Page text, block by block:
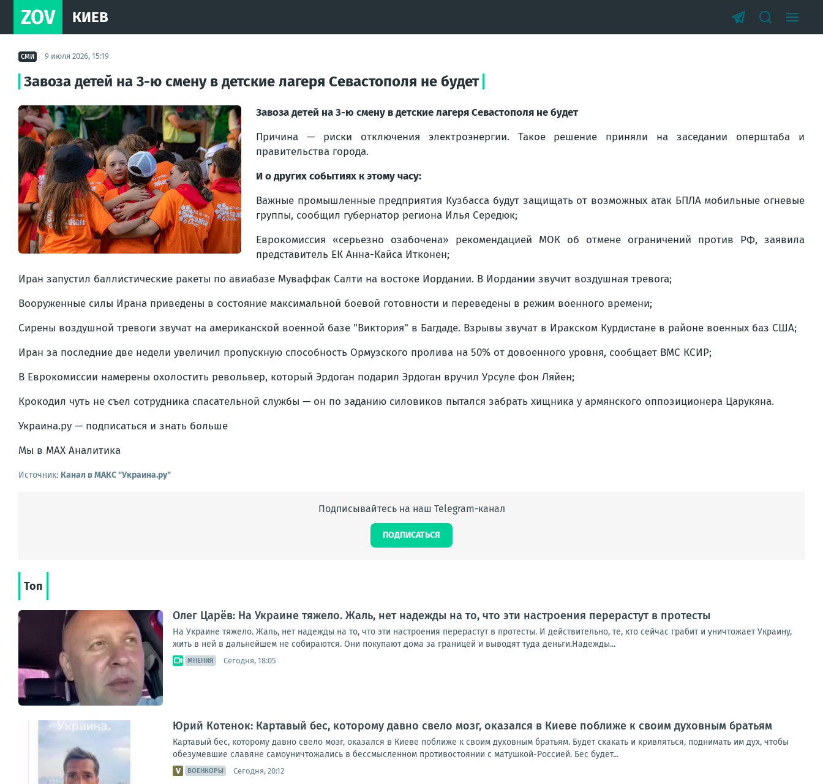
ZOV КИЕВ
СМИ 9 июля 2026, 15:19
Завоза детей на 3-ю смену в детские лагеря Севастополя не будет
Завоза детей на 3-ю смену в детские лагеря Севастополя не будет
Причина — риски отключения электроэнергии. Такое решение приняли на заседании оперштаба и
правительства города.
И о других событиях к этому часу:
Важные промышленные предприятия Кузбасса будут защищать от возможных атак БПЛА мобильные огневые
группы, сообщил губернатор региона Илья Середюк;
Еврокомиссия «серьезно озабочена» рекомендацией МОК об отмене ограничений против РФ, заявила
представитель ЕК Анна-Кайса Итконен;
Иран запустил баллистические ракеты по авиабазе Муваффак Салти на востоке Иордании. В Иордании звучит воздушная тревога;
Вооруженные силы Ирана приведены в состояние максимальной боевой готовности и переведены в режим военного времени;
Сирены воздушной тревоги звучат на американской военной базе "Виктория" в Багдаде. Взрывы звучат в Иракском Курдистане в районе военных баз США;
Иран за последние две недели увеличил пропускную способность Ормузского пролива на 50% от довоенного уровня, сообщает ВМС КСИР;
В Еврокомиссии намерены охолостить револьвер, который Эрдоган подарил Эрдоган вручил Урсуле фон Ляйен;
Крокодил чуть не съел сотрудника спасательной службы — он по заданию силовиков пытался забрать хищника у армянского оппозиционера Царукяна.
Украина.ру — подписаться и знать больше
Мы в MAX Аналитика
Источник: Канал в МАКС "Украина.ру"
Подписывайтесь на наш Telegram-канал
ПОДПИСАТЬСЯ
Топ
Олег Царёв: На Украине тяжело. Жаль, нет надежды на то, что эти настроения перерастут в протесты
На Украине тяжело. Жаль, нет надежды на то, что эти настроения перерастут в протесты. И действительно, те, кто сейчас грабит и уничтожает Украину,
жить в ней в дальнейшем не собираются. Они покупают дома за границей и выводят туда деньги.Надежды...
МНЕНИЯ Сегодня, 18:05
Юрий Котенок: Картавый бес, которому давно свело мозг, оказался в Киеве поближе к своим духовным братьям
Картавый бес, которому давно свело мозг, оказался в Киеве поближе к своим духовным братьям. Будет скакать и кривляться, поднимать им дух, чтобы
обезумевшие славяне самоуничтожались в бессмысленном противостоянии с матушкой-Россией. Бес будет...
ВОЕНКОРЫ Сегодня, 20:12